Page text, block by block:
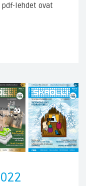
lehdet ovat